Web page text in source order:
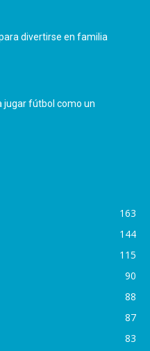
divertirse en familia
jugar fútbol como un
163
144
115
90
88
87
83